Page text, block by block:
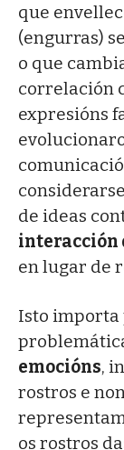
que
(engurras)
o que
correlación
expresións
de ideas
interacción
en lugar de
Isto importa
emocións,
rostros e
os rostros